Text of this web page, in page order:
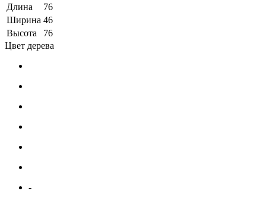
Длина
76
Ширина 46
Высота
76
Цвет дерева
-